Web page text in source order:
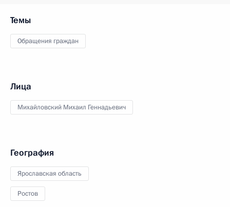
Темы
Обращения граждан
Лица
Михайловский Михаил Геннадьевич
География
Ярославская область
Ростов